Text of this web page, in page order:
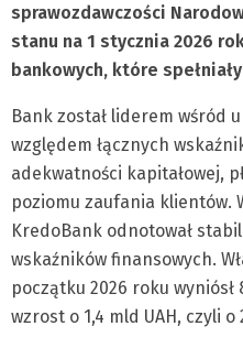
sprawozdawczości
stanu na 1 stycznia 2026
bankowych, które
Bank został liderem wśród
względem łącznych
adekwatności kapitałowej,
poziomu zaufania klientów.
KredoBank odnotował
wskaźników finansowych.
początku 2026 roku wyniósł
wzrost o 1,4 mld UAH, czyli